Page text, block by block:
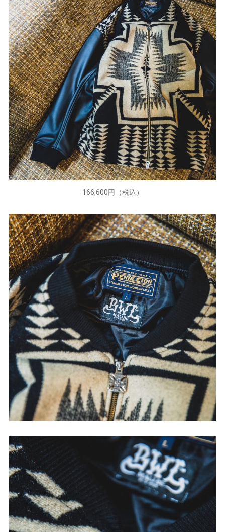
166,600円（税込）